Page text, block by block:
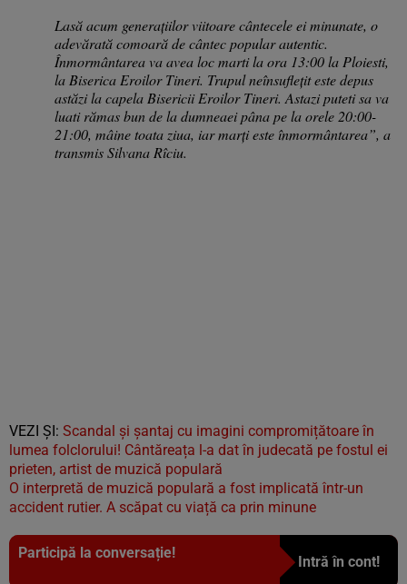
Lasă acum generațiilor viitoare cântecele ei minunate, o
adevărată comoară de cântec popular autentic.
Înmormântarea va avea loc marti la ora 13:00 la Ploiesti,
la Biserica Eroilor Tineri. Trupul neînsuflețit este depus
astăzi la capela Bisericii Eroilor Tineri. Astazi puteti sa va
luati rămas bun de la dumneaei pâna pe la orele 20:00-
21:00, mâine toata ziua, iar marți este înmormântarea”, a
transmis Silvana Rîciu.
VEZI ȘI: Scandal și șantaj cu imagini compromițătoare în
lumea folclorului! Cântăreața l-a dat în judecată pe fostul ei
prieten, artist de muzică populară
O interpretă de muzică populară a fost implicată într-un
accident rutier. A scăpat cu viață ca prin minune
Participă la conversație!
Intră în cont!